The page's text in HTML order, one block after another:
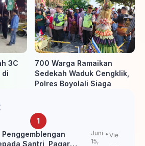
3C
di
700 Warga Ramaikan
Sedekah Waduk Cengklik,
Polres Boyolali Siaga
Santri Pagar
Juni
15,
Vie